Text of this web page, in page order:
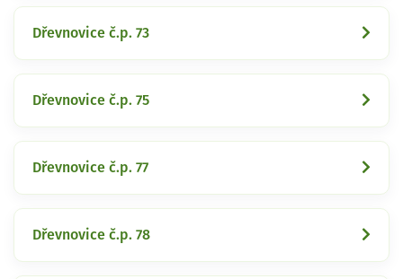
Dřevnovice č.p. 73
Dřevnovice č.p. 75
Dřevnovice č.p. 77
Dřevnovice č.p. 78